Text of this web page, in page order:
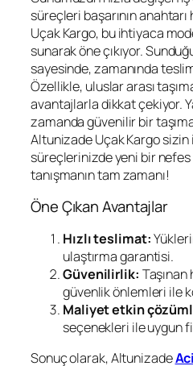
süreçleri başarının
Uçak Kargo, bu ihtiyaca
sunarak öne çıkıyor.
sayesinde, zamanında
Özellikle, uluslar arası
avantajlarla dikkat çekiyor.
zamanda güvenilir bir
Altunizade Uçak Kargo
süreçlerinizde yeni bir
tanışmanın tam zamanı!
Öne Çıkan Avantajlar
Hızlı teslimat:
ulaştırma garantisi.
Güvenilirlik:
güvenlik önlemleri ile
Maliyet etkin
seçenekleri ile uygun
Sonuç olarak, Altunizade